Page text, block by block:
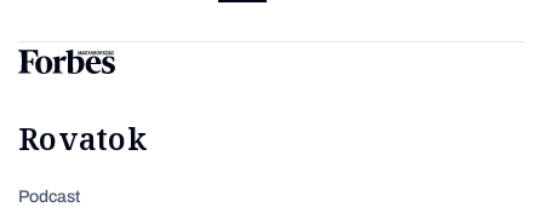
Rovatok
Podcast